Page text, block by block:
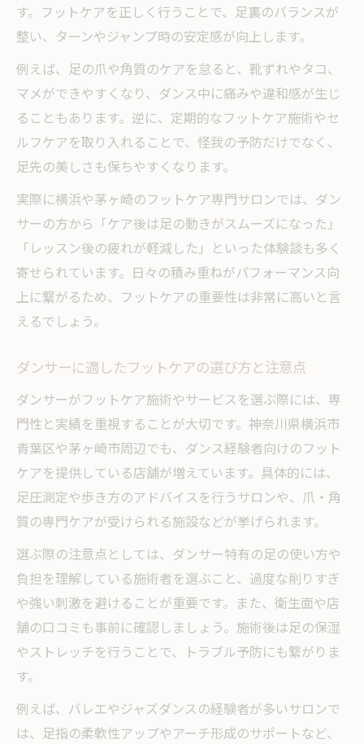
す。フットケアを正しく行うことで、足裏のバランスが
整い、ターンやジャンプ時の安定感が向上します。
例えば、足の爪や角質のケアを怠ると、靴ずれやタコ、
マメができやすくなり、ダンス中に痛みや違和感が生じ
ることもあります。逆に、定期的なフットケア施術やセ
ルフケアを取り入れることで、怪我の予防だけでなく、
足先の美しさも保ちやすくなります。
実際に横浜や茅ヶ崎のフットケア専門サロンでは、ダン
サーの方から「ケア後は足の動きがスムーズになった」
「レッスン後の疲れが軽減した」といった体験談も多く
寄せられています。日々の積み重ねがパフォーマンス向
上に繋がるため、フットケアの重要性は非常に高いと言
えるでしょう。
ダンサーに適したフットケアの選び方と注意点
ダンサーがフットケア施術やサービスを選ぶ際には、専
門性と実績を重視することが大切です。神奈川県横浜市
青葉区や茅ヶ崎市周辺でも、ダンス経験者向けのフット
ケアを提供している店舗が増えています。具体的には、
足圧測定や歩き方のアドバイスを行うサロンや、爪・角
質の専門ケアが受けられる施設などが挙げられます。
選ぶ際の注意点としては、ダンサー特有の足の使い方や
負担を理解している施術者を選ぶこと、過度な削りすぎ
や強い刺激を避けることが重要です。また、衛生面や店
舗の口コミも事前に確認しましょう。施術後は足の保湿
やストレッチを行うことで、トラブル予防にも繋がりま
す。
例えば、バレエやジャズダンスの経験者が多いサロンで
は、足指の柔軟性アップやアーチ形成のサポートなど、